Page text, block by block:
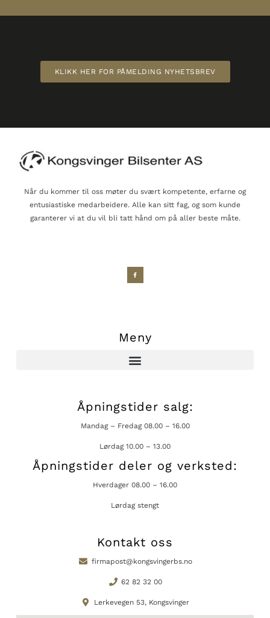
KLIKK HER FOR PÅMELDING NYHETSBREV
Når du kommer til oss møter du svært kompetente, erfarne og
entusiastiske medarbeidere. Alle kan sitt fag, og som kunde
garanterer vi at du vil bli tatt hånd om på aller beste måte.
Meny
Åpningstider salg:
Mandag – Fredag 08.00 – 16.00
Lørdag 10.00 – 13.00
Åpningstider deler og verksted:
Hverdager 08.00 – 16.00
Lørdag stengt
Kontakt oss
firmapost@kongsvingerbs.no
62 82 32 00
Lerkevegen 53, Kongsvinger